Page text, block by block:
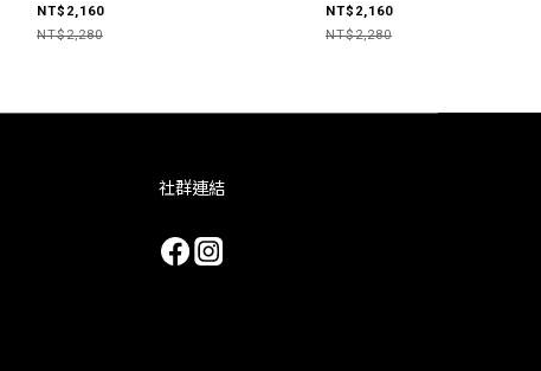
NT$2,160
NT$2,280
NT$2,160
NT$2,280
社群連結